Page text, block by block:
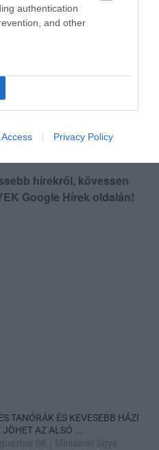
authentication
and other
Privacy Policy
nevezte a
Petőfi TV-t, és azt
Szín-Pad
hírekről, kövessen
Google Hírek oldalán!
TANÓRÁK ÉS KEVESEBB HÁZI
AZ ALSÓ ...
08 Mindenki ügye